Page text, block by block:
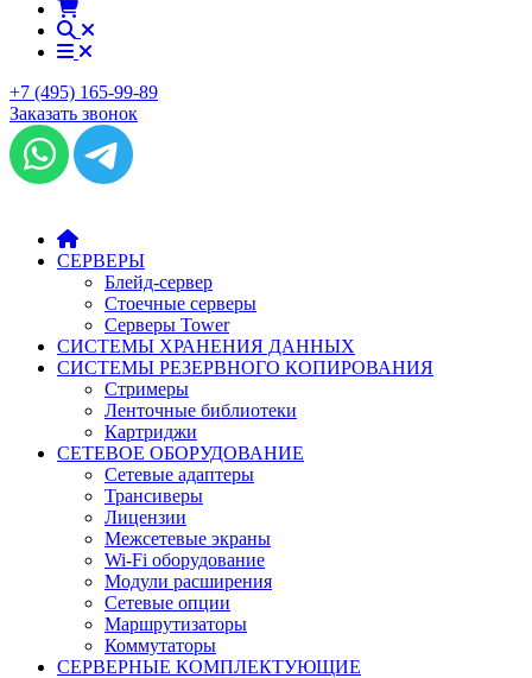
+7 (495) 165-99-89
Заказать звонок
СЕРВЕРЫ
Блейд-сервер
Стоечные серверы
Серверы Tower
СИСТЕМЫ ХРАНЕНИЯ ДАННЫХ
СИСТЕМЫ РЕЗЕРВНОГО КОПИРОВАНИЯ
Стримеры
Ленточные библиотеки
Картриджи
СЕТЕВОЕ ОБОРУДОВАНИЕ
Сетевые адаптеры
Трансиверы
Лицензии
Межсетевые экраны
Wi-Fi оборудование
Модули расширения
Сетевые опции
Маршрутизаторы
Коммутаторы
СЕРВЕРНЫЕ КОМПЛЕКТУЮЩИЕ